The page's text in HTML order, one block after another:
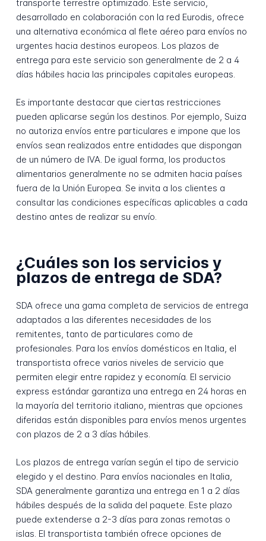
transporte terrestre optimizado. Este servicio,
desarrollado en colaboración con la red Eurodis, ofrece
una alternativa económica al flete aéreo para envíos no
urgentes hacia destinos europeos. Los plazos de
entrega para este servicio son generalmente de 2 a 4
días hábiles hacia las principales capitales europeas.
Es importante destacar que ciertas restricciones
pueden aplicarse según los destinos. Por ejemplo, Suiza
no autoriza envíos entre particulares e impone que los
envíos sean realizados entre entidades que dispongan
de un número de IVA. De igual forma, los productos
alimentarios generalmente no se admiten hacia países
fuera de la Unión Europea. Se invita a los clientes a
consultar las condiciones específicas aplicables a cada
destino antes de realizar su envío.
¿Cuáles son los servicios y
plazos de entrega de SDA?
SDA ofrece una gama completa de servicios de entrega
adaptados a las diferentes necesidades de los
remitentes, tanto de particulares como de
profesionales. Para los envíos domésticos en Italia, el
transportista ofrece varios niveles de servicio que
permiten elegir entre rapidez y economía. El servicio
express estándar garantiza una entrega en 24 horas en
la mayoría del territorio italiano, mientras que opciones
diferidas están disponibles para envíos menos urgentes
con plazos de 2 a 3 días hábiles.
Los plazos de entrega varían según el tipo de servicio
elegido y el destino. Para envíos nacionales en Italia,
SDA generalmente garantiza una entrega en 1 a 2 días
hábiles después de la salida del paquete. Este plazo
puede extenderse a 2-3 días para zonas remotas o
islas. El transportista también ofrece opciones de